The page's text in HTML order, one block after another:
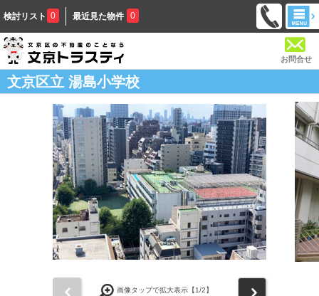
検討リスト 0 最近見た物件 0
お問合せ
文京区立 湯島小学校
画像タップで拡大表示【1/2】